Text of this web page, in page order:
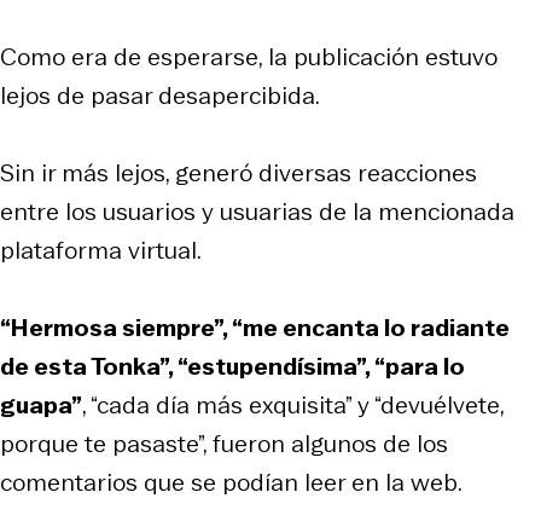
Como era de esperarse, la publicación estuvo
lejos de pasar desapercibida.
Sin ir más lejos, generó diversas reacciones
entre los usuarios y usuarias de la mencionada
plataforma virtual.
“Hermosa siempre”, “me encanta lo radiante
de esta Tonka”, “estupendísima”, “para lo
guapa”, “cada día más exquisita” y “devuélvete,
porque te pasaste”, fueron algunos de los
comentarios que se podían leer en la web.